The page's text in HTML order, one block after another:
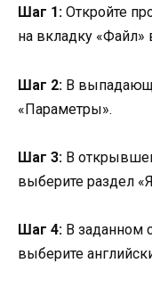
Шаг 1: Откройте
на вкладку «Файл»
Шаг 2: В
«Параметры».
Шаг 3: В
выберите раздел
Шаг 4: В заданном
выберите